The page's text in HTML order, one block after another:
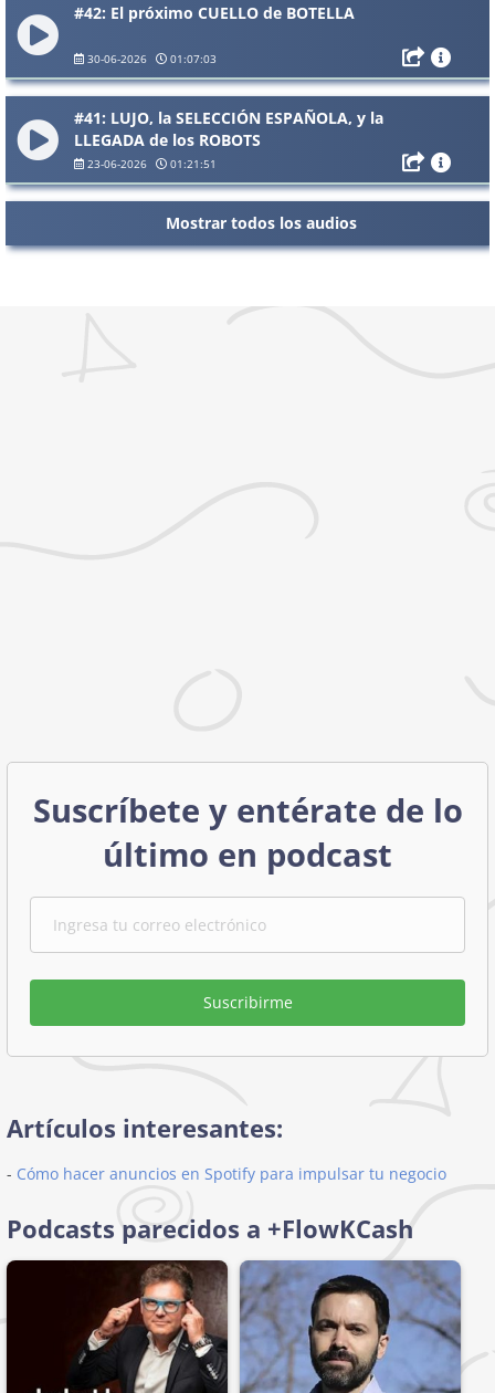
#42: El próximo CUELLO de BOTELLA
30-06-2026 01:07:03
#41: LUJO, la SELECCIÓN ESPAÑOLA, y la
LLEGADA de los ROBOTS
23-06-2026 01:21:51
Mostrar todos los audios
Suscríbete y entérate de lo
último en podcast
Suscribirme
Artículos interesantes:
- Cómo hacer anuncios en Spotify para impulsar tu negocio
Podcasts parecidos a +FlowKCash